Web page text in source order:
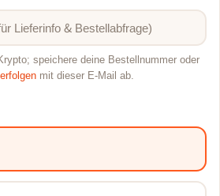
speichere deine Bestellnummer oder
mit dieser E-Mail ab.